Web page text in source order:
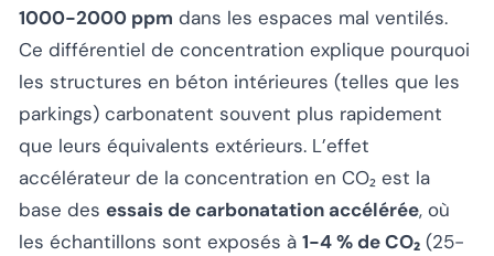
1000-2000 ppm dans les espaces mal ventilés.
Ce différentiel de concentration explique pourquoi
les structures en béton intérieures (telles que les
parkings) carbonatent souvent plus rapidement
que leurs équivalents extérieurs. L’effet
accélérateur de la concentration en CO₂ est la
base des essais de carbonatation accélérée, où
les échantillons sont exposés à 1-4 % de CO₂ (25-